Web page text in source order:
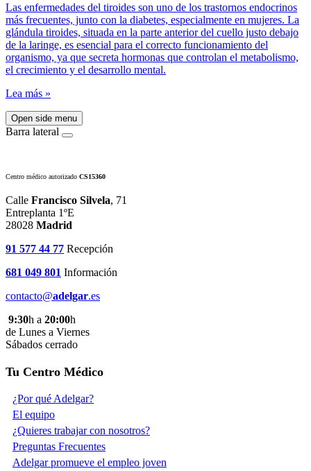
Las enfermedades del tiroides son uno de los trastornos endocrinos
más frecuentes, junto con la diabetes, especialmente en mujeres. La
glándula tiroides, situada en la parte anterior del cuello justo debajo
de la laringe, es esencial para el correcto funcionamiento del
organismo, ya que secreta hormonas que controlan el metabolismo,
el crecimiento y el desarrollo mental.
Lea más »
Open side menu
Barra lateral
Centro médico autorizado CS15360
Calle Francisco Silvela, 71
Entreplanta 1ºE
28028 Madrid
91 577 44 77 Recepción
681 049 801 Información
contacto@adelgar.es
9:30h a 20:00h
de Lunes a Viernes
Sábados cerrado
Tu Centro Médico
¿Por qué Adelgar?
El equipo
¿Quieres trabajar con nosotros?
Preguntas Frecuentes
Adelgar promueve el empleo joven